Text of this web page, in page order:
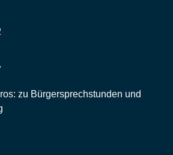
zu Bürgersprechstunden und